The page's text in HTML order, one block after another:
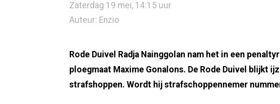
Zaterdag 19 mei, 14:15 uur
Auteur: Enzio
Rode Duivel Radja Nainggolan nam het in een
ploegmaat Maxime Gonalons. De Rode Duivel blijkt
strafshoppen. Wordt hij strafschoppennemer